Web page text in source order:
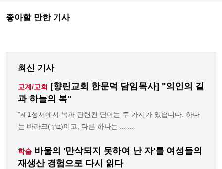
좋아할 만한 기사
최신 기사
교계/교회 [향린교회 한문덕 담임목사] "의인의 길
과 하늘의 복"
"제1성서에서 복과 관련된 단어는 두 가지가 있습니다. 하나
는 바라크(ברך)이고, 다른 하나는 ... ...
학술 바울의 '만삭되지 못하여 난 자'를 여성들의
재생산 경험으로 다시 읽다